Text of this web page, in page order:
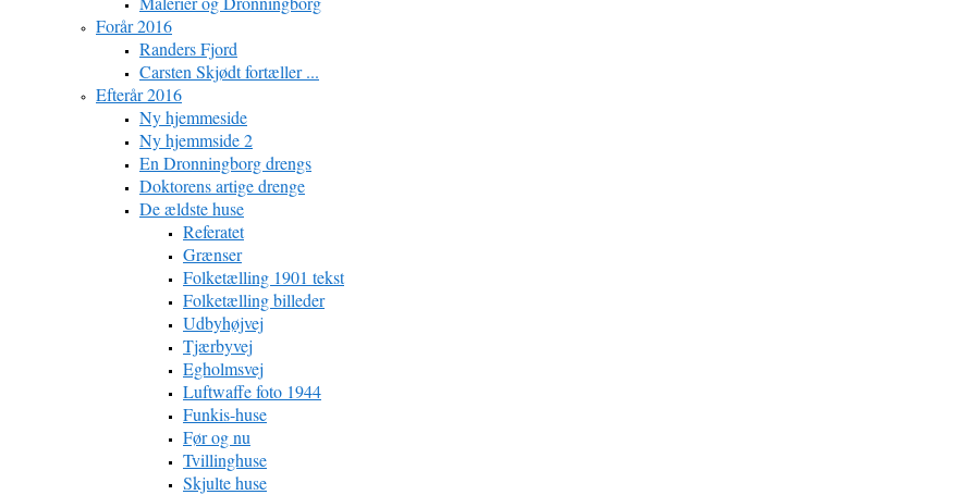
Forår 2016
Randers Fjord
Carsten Skjødt fortæller ...
Efterår 2016
Ny hjemmeside
Ny hjemmside 2
En Dronningborg drengs
Doktorens artige drenge
De ældste huse
Referatet
Grænser
Folketælling 1901 tekst
Folketælling billeder
Udbyhøjvej
Tjærbyvej
Egholmsvej
Luftwaffe foto 1944
Funkis-huse
Før og nu
Tvillinghuse
Skjulte huse